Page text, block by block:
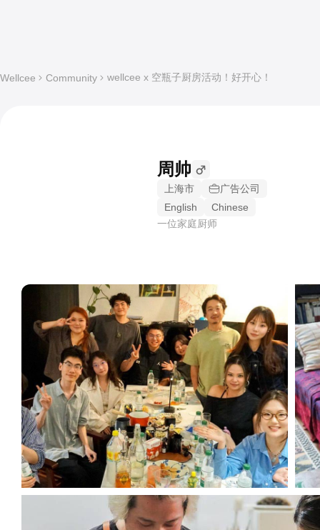
Wellcee Community wellcee x 空瓶子厨房活动！好开心！
周帅
上海市
广告公司
English
Chinese
一位家庭厨师